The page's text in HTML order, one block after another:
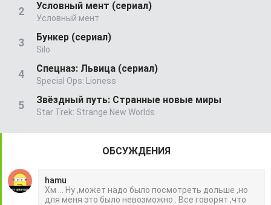
Условный мент (сериал)
Условный мент
Бункер (сериал)
Silo
Спецназ: Львица (сериал)
Special Ops: Lioness
Звёздный путь: Странные новые миры
Star Trek: Strange New Worlds
ОБСУЖДЕНИЯ
hamu
Хм ... Ну ,может надо было посмотреть дольше ,но
для меня это было невозможно . Все говорят ,что